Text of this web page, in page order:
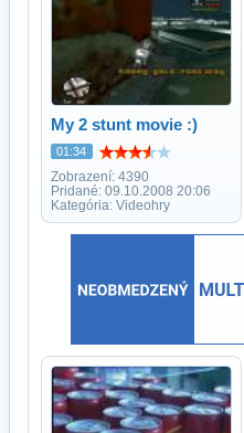
My 2 stunt movie :)
01:34
Zobrazení: 4390
Pridané: 09.10.2008 20:06
Kategória: Videohry